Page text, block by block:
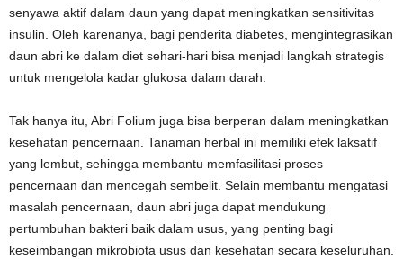
senyawa aktif dalam daun yang dapat meningkatkan sensitivitas
insulin. Oleh karenanya, bagi penderita diabetes, mengintegrasikan
daun abri ke dalam diet sehari-hari bisa menjadi langkah strategis
untuk mengelola kadar glukosa dalam darah.
Tak hanya itu, Abri Folium juga bisa berperan dalam meningkatkan
kesehatan pencernaan. Tanaman herbal ini memiliki efek laksatif
yang lembut, sehingga membantu memfasilitasi proses
pencernaan dan mencegah sembelit. Selain membantu mengatasi
masalah pencernaan, daun abri juga dapat mendukung
pertumbuhan bakteri baik dalam usus, yang penting bagi
keseimbangan mikrobiota usus dan kesehatan secara keseluruhan.